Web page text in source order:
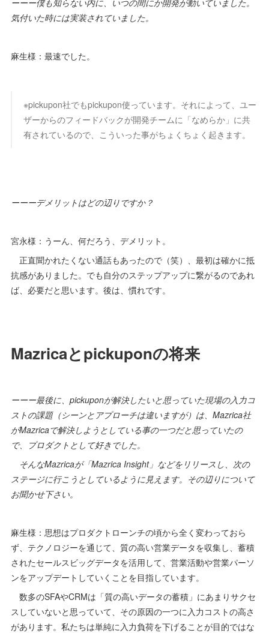
気付いた時には実装されていました。
麻生様：最速でした。
※pickupon社でもpickupon使っています。それによって、ユー
ザーからのフィードバックが開発チームに「なめらか」に共
有されているので、こういった事がちょくちょく起きます。
ーーーデメリットはどの辺りですか？
宮永様：うーん、何だろう、デメリット。
正直聞かれたくない通話もあったので（笑）、最初は確かに抵
抗感がありました。でも自分のステップアップに繋がるのであれ
ば、必要だと思います。後は、慣れです。
Mazricaとpickuponの将来
ーーー最後に、pickuponが解決したいと思っていた現場の入力コ
ストの課題（シーンとアプローチは違いますが）は、Mazrica社
がMazricaで解決しようとしている事の一つだと思っていたの
で、プロダクトとして好きでした。
そんなMazricaが「Mazrica Insight」などをリリースし、次の
ステージに行こうとしているように見えます。その辺りについて
お聞かせ下さい。
麻生様：思想はプロダクトローンチの頃から全く変わっておら
ず、テクノロジーを通じて、質の高い営業データを収集し、蓄積
されたセールスビッグデータを活用して、営業活動や営業パーソ
ンをアップデートしていくことを目指しています。
数多のSFAやCRMは「質の高いデータの蓄積」にあまりサクセ
スしていないと思っていて、その原因の一つに入力コストの高さ
があります。私たちは単純に入力負荷を下げることが目的ではな